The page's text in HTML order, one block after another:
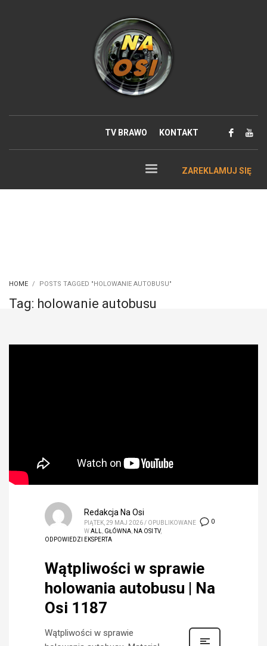
TV BRAWO KONTAKT
ZAREKLAMUJ SIĘ
HOME POSTS TAGGED "HOLOWANIE AUTOBUSU"
Tag: holowanie autobusu
0
Redakcja Na Osi
PIĄTEK, 29 MAJ 2026/ OPUBLIKOWANE
WALL, GŁÓWNA, NA OSI TV,
ODPOWIEDZI EKSPERTA
Wątpliwości w sprawie
holowania autobusu | Na
Osi 1187
Wątpliwości w sprawie